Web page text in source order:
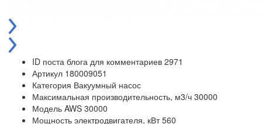
ID поста блога для комментариев 2971
Артикул 180009051
Категория Вакуумный насос
Максимальная производительность, м3/ч 30000
Модель AWS 30000
Мощность электродвигателя, кВт 560